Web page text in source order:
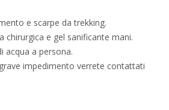
e scarpe da trekking.
chirurgica e gel sanificante mani.
acqua a persona.
impedimento verrete contattati